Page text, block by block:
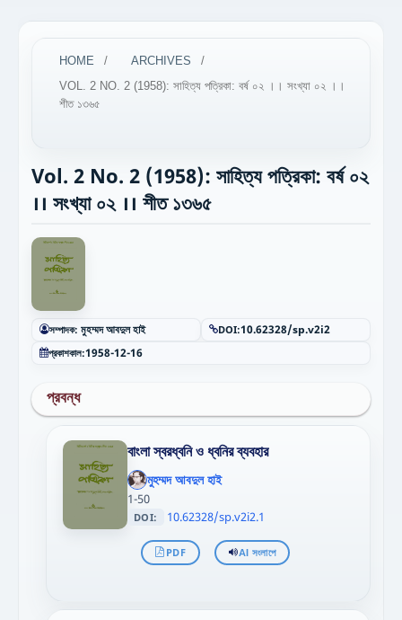
HOME / ARCHIVES
/
VOL. 2 NO. 2 (1958): সাহিত্য পত্রিকা: বর্ষ ০২ ।। সংখ্যা ০২ ।।
শীত ১৩৬৫
Vol. 2 No. 2 (1958): সাহিত্য পত্রিকা: বর্ষ ০২
।। সংখ্যা ০২ ।। শীত ১৩৬৫
সম্পাদক: মুহম্মদ আবদুল হাই DOI:10.62328/sp.v2i2
প্রকাশকাল:1958-12-16
প্রবন্ধ
বাংলা স্বরধ্বনি ও ধ্বনির ব্যবহার
';
};"
>
মুহম্মদ আবদুল হাই
1-50
DOI: 10.62328/sp.v2i2.1
PDF AI সংলাপে